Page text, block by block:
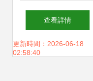
清香劑、洗手液、
除臭劑——日常清
查看詳情
更新時間：2026-06-18
02:58:40